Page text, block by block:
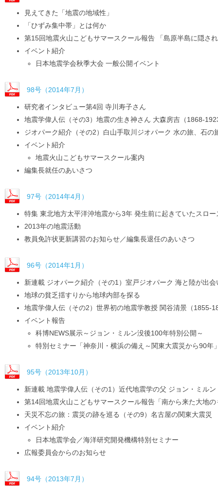
見えてきた「地震の地域性」
「ひずみ集中帯」とは何か
第15回地震火山こどもサマースクール報告 「島原半島に隠さ
イベント紹介
日本地震学会秋季大会 一般公開イベント
98号（2014年7月）
研究者インタビュー第4回 寺川寿子さん
地震学偉人伝（その3）地震の生き神さん 大森房吉（1868-
ジオパーク紹介（その2）白山手取川ジオパーク 水の旅、石
イベント紹介
地震火山こどもサマースクール案内
編集長就任のあいさつ
97号（2014年4月）
特集 東北地方太平洋沖地震から3年 発生前に起きていたスロー
2013年の地震活動
教員免許状更新講習のお知らせ／編集長退任のあいさつ
96号（2014年1月）
新連載 ジオパーク紹介（その1）室戸ジオパーク 海と陸が出
地球の貧乏揺すりから地球内部を探る
地震学偉人伝（その2）世界初の地震学教授 関谷清景（1855-
イベント報告
科博NEWS展示～ジョン・ミルン没後100年特別公開～
特別セミナー「神奈川・横浜の備え～関東大震災から90年
95号（2013年10月）
新連載 地震学偉人伝（その1）近代地震学の父 ジョン・ミル
第14回地震火山こどもサマースクール報告「南から来た大地
天災不忘の旅：震災の跡を巡る（その9）名古屋の関東大震災
イベント紹介
日本地震学会／海洋研究開発機構特別セミナー
広報委員会からのお知らせ
94号（2013年7月）